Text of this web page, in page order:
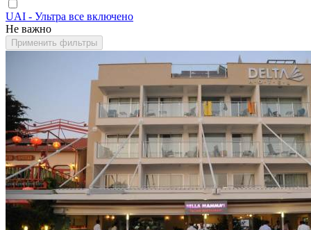
UAI - Ультра все включено
Не важно
Применить фильтры